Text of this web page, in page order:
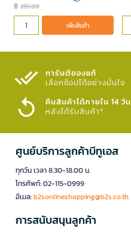
฿ 285.00
เพิ่มสินค้า
การันตีของแท้
เลือกช้อปได้อย่างมั่นใจ​
คืนสินค้าได้ภายใน 14 วัน
หลังได้รับสินค้า*
ศูนย์บริการลูกค้าบีทูเอส
ทุกวัน เวลา 8.30-18.00 น.
โทรศัพท์: 02-115-0999
อีเมล:b2sonlineshopping@b2s.co.th
การสนับสนุนลูกค้า